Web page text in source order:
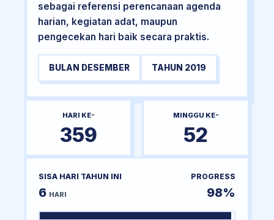
sebagai referensi perencanaan agenda
harian, kegiatan adat, maupun
pengecekan hari baik secara praktis.
BULAN DESEMBER TAHUN 2019
HARI KE-
359
MINGGU KE-
52
SISA HARI TAHUN INI
6 HARI
PROGRESS
98%